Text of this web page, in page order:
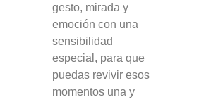
gesto, mirada y
emoción con una
sensibilidad
especial, para que
puedas revivir esos
momentos una y